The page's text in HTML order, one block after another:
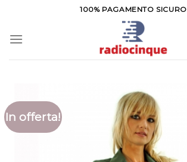
contenuti
100% PAGAMENTO SICURO
In offerta!